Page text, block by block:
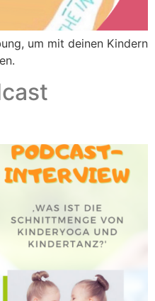
um mit deinen Kindern